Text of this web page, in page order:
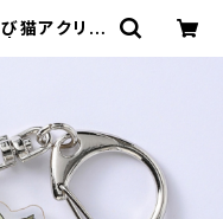
猫アクリル